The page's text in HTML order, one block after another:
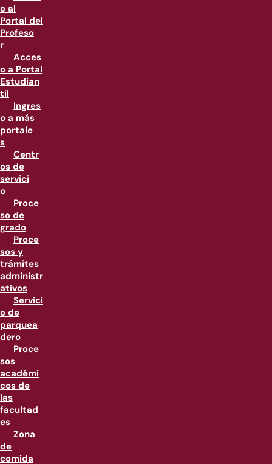
o al
Portal del
Profeso
r
Acces
o a Portal
Estudian
til
Ingres
o a más
portale
s
Centr
os de
servici
o
Proce
so de
grado
Proce
sos y
trámites
administr
ativos
Servici
o de
parquea
dero
Proce
sos
académi
cos de
las
facultad
es
Zona
de
comida